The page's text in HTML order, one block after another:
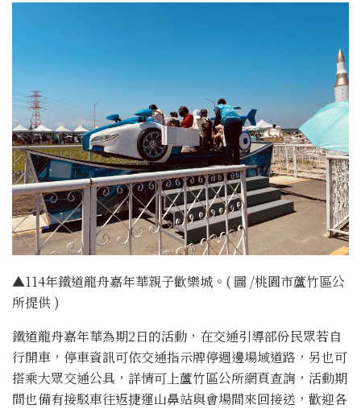
▲114年鐵道龍舟嘉年華親子歡樂城。( 圖 /桃園市蘆竹區公
所提供 )
鐵道龍舟嘉年華為期2日的活動，在交通引導部份民眾若自
行開車，停車資訊可依交通指示牌停週邊場域道路，另也可
搭乘大眾交通公具，詳情可上蘆竹區公所網頁查詢，活動期
間也備有接駁車往返捷運山鼻站與會場間來回接送，歡迎各